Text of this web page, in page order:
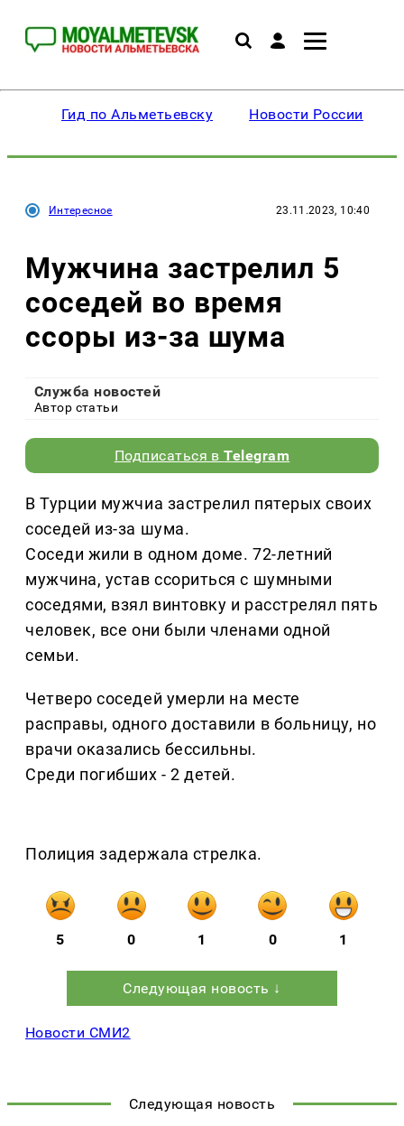
Гид по Альметьевску Новости России
Интересное 23.11.2023, 10:40
Мужчина застрелил 5
соседей во время
ссоры из-за шума
Служба новостей
Автор статьи
Подписаться вTelegram
В Турции мужчиа застрелил пятерых своих
соседей из-за шума.
Соседи жили в одном доме. 72-летний
мужчина, устав ссориться с шумными
соседями, взял винтовку и расстрелял пять
человек, все они были членами одной
семьи.
Четверо соседей умерли на месте
расправы, одного доставили в больницу, но
врачи оказались бессильны.
Среди погибших - 2 детей.
Полиция задержала стрелка.
5 0 1 0 1
Следующая новость ↓
Новости СМИ2
Следующая новость